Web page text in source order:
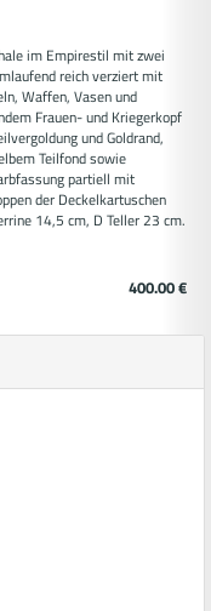
im Empirestil mit zwei
reich verziert mit
Waffen, Vasen und
Frauen- und Kriegerkopf
und Goldrand,
Teilfond sowie
partiell mit
der Deckelkartuschen
14,5 cm, D Teller 23 cm.
400.00 €